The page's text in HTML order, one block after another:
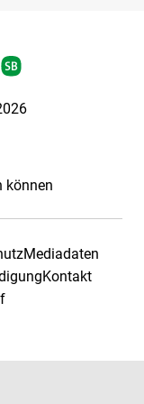
können
Mediadaten
Kontakt